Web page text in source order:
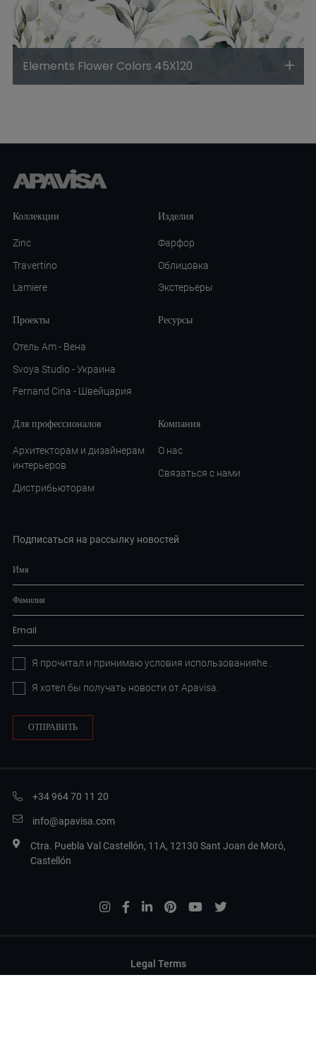
Elements Flower Colors 45X120
Коллекции
Zinc
Travertino
Lamiere
Изделия
Фарфор
Облицовка
Экстерьеры
Проекты
Отель Am - Вена
Svoya Studio - Украина
Fernand Cina - Швейцария
Ресурсы
Для профессионалов
Архитекторам и дизайнерам
интерьеров
Дистрибьюторам
Компания
О нас
Связаться с нами
Подписаться на рассылку новостей
Я прочитал и принимаю условия использованияhe
Я хотел бы получать новости от Apavisa.
+34 964 70 11 20
info@apavisa.com
Ctra. Puebla Val Castellón, 11A, 12130 Sant Joan de Moró,
Castellón
Legal Terms